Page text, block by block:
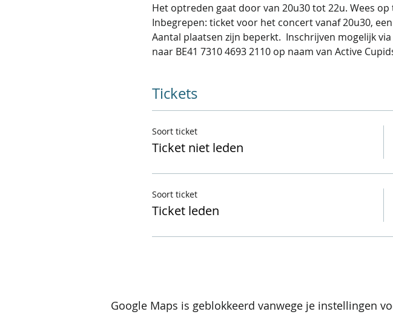
Het optreden gaat door van 20u30 tot 22u. Wees op
Inbegrepen: ticket voor het concert vanaf 20u30,
Aantal plaatsen zijn beperkt.  Inschrijven mogelijk
naar BE41 7310 4693 2110 op naam van Active
Tickets
Soort ticket
Ticket niet leden
Soort ticket
Ticket leden
Google Maps is geblokkeerd vanwege je instellingen